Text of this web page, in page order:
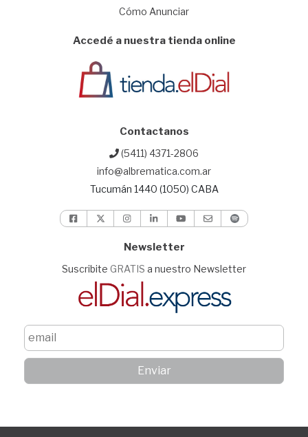
Cómo Anunciar
Accedé a nuestra tienda online
Contactanos
(5411) 4371-2806
info@albrematica.com.ar
Tucumán 1440 (1050) CABA
Newsletter
Suscribite GRATIS a nuestro Newsletter